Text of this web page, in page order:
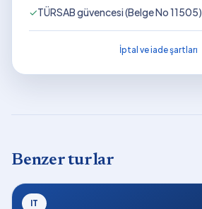
✓TÜRSAB güvencesi (Belge No 11505)
İptal ve iade şartları
Benzer turlar
IT